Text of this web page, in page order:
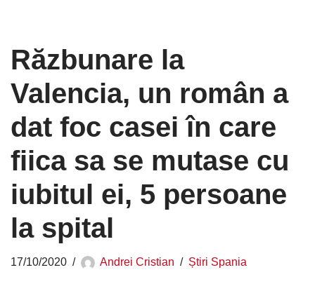
Răzbunare la
Valencia, un român a
dat foc casei în care
fiica sa se mutase cu
iubitul ei, 5 persoane
la spital
17/10/2020 Andrei Cristian Știri Spania